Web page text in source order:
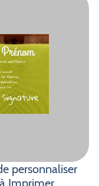
personnaliser
Imprimer.